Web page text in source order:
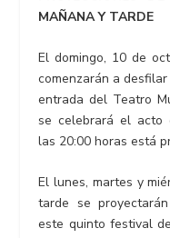
MAÑANA Y TARDE
El domingo, 10 de
comenzarán a
entrada del Teatro
se celebrará el acto
las 20:00 horas está
El lunes, martes y
tarde se
este quinto festival